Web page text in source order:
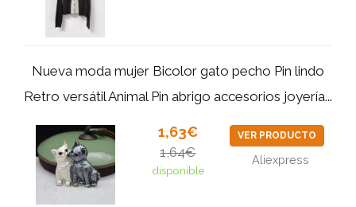
Nueva moda mujer Bicolor gato pecho Pin lindo
Retro versátil Animal Pin abrigo accesorios joyería...
1,63€
1,64€
disponible
VER PRODUCTO
Aliexpress